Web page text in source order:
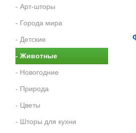
- Арт-шторы
- Города мира
- Детские
- Животные
- Новогодние
- Природа
- Цветы
- Шторы для кухни